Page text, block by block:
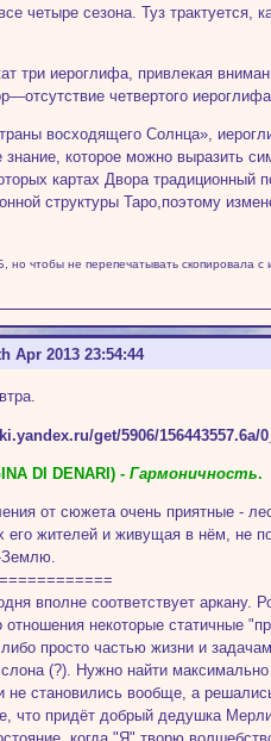
четыре сезона. Туз трактуется,
три иероглифа, привле­кая
четвертого
восходящего Солнца»,
знание, которое можно выразить
картах Двора
структуры Таро,поэтому
чтобы не перепечатывать скопировала с
Apr 2013 23:54:44
DI DENARI) -Гармоничность.
от сюжета очень приятные -
его жителей и живущая в нём, не
вполне соответствует аркану.
отношения некоторые статичные
просто частью жизни и
(?). Нужно найти
не становились вообще, а
что придёт добрый дедушка